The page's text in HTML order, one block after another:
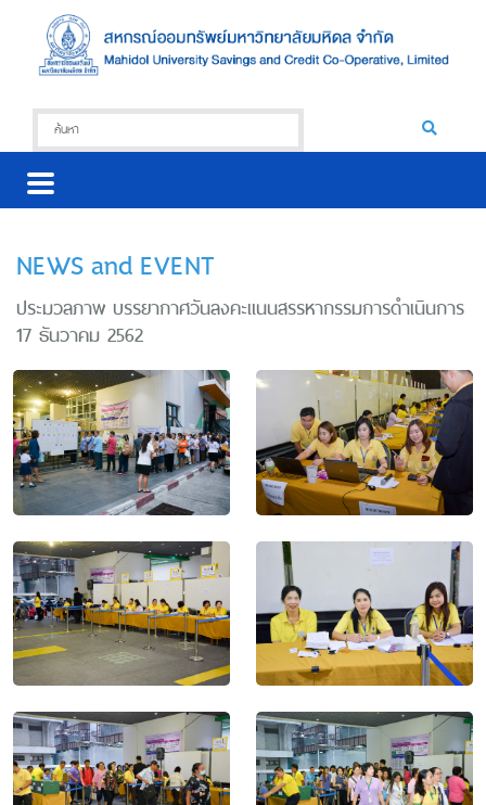
NEWS and EVENT
ประมวลภาพ บรรยากาศวันลงคะแนนสรรหากรรมการดำเนินการ
17 ธันวาคม 2562